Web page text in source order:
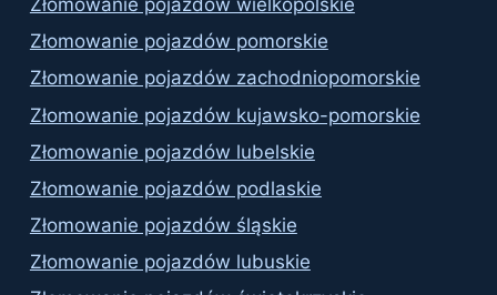
Złomowanie pojazdów wielkopolskie
Złomowanie pojazdów pomorskie
Złomowanie pojazdów zachodniopomorskie
Złomowanie pojazdów kujawsko-pomorskie
Złomowanie pojazdów lubelskie
Złomowanie pojazdów podlaskie
Złomowanie pojazdów śląskie
Złomowanie pojazdów lubuskie